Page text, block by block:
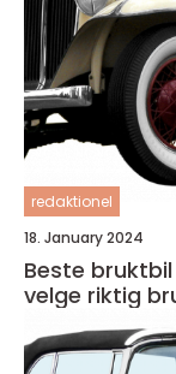
redaktionel
18. January 2024
Beste
velge riktig